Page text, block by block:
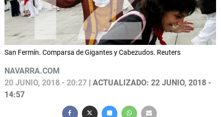
San Fermín. Comparsa de Gigantes y Cabezudos. Reuters
NAVARRA.COM
20 JUNIO, 2018 - 20:27 | ACTUALIZADO: 22 JUNIO, 2018 -
14:57